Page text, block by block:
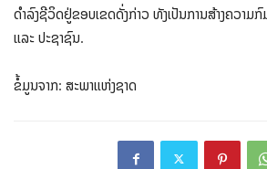
ດໍາລົງຊີວິດຢູ່ຂອບເຂດດັ່ງກ່າວ ທັງເປັນການສ້າງຄວາ
ແລະ ປະຊາຊົນ.
ຂໍ້​ມູນ​ຈາກ: ສະ​ພາ​ແຫ່ງ​ຊາດ